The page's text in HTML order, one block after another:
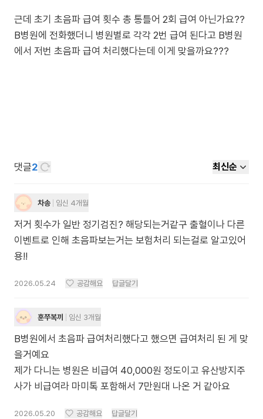
근데 초기 초음파 급여 횟수 총 통틀어 2회 급여 아닌가요??
B병원에 전화했더니 병원별로 각각 2번 급여 된다고 B병원
댓글2 최신순
차송 임신 4개월
저거 횟수가 일반 정기검진? 해당되는거같구 출혈이나 다른
이벤트로 인해 초음파보는거는 보험처리 되는걸로 알고있어
용!!
2026.05.24 공감해요 답글달기
훈쭈복끼 임신 3개월
B병원에서 초음파 급여처리했다고 했으면 급여처리 된 게 맞
을거예요
제가 다니는 병원은 비급여 40,000원 정도이고 유산방지주
사가 비급여라 마미톡 포함해서 7만원대 나온 거 같아요
2026.05.20 공감해요 답글달기